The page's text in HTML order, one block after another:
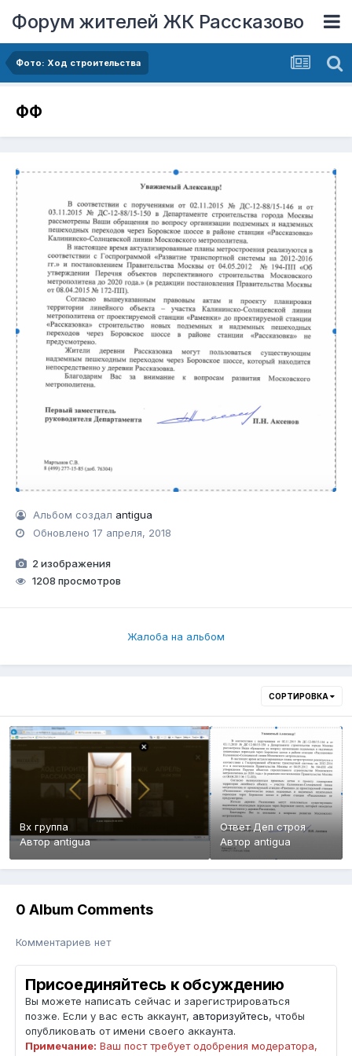
Форум жителей ЖК Рассказово
Фото: Ход строительства
ФФ
Альбом создал antigua
Обновлено17 апреля, 2018
2 изображения
1208 просмотров
Жалоба на альбом
СОРТИРОВКА
Вх группа
Авторantigua
Ответ Деп строя
Автор antigua
0 Album Comments
Комментариев нет
Присоединяйтесь к обсуждению
Вы можете написать сейчас и зарегистрироваться
позже. Если у вас есть аккаунт, авторизуйтесь, чтобы
опубликовать от имени своего аккаунта.
Примечание: Ваш пост требует одобрения модератора,